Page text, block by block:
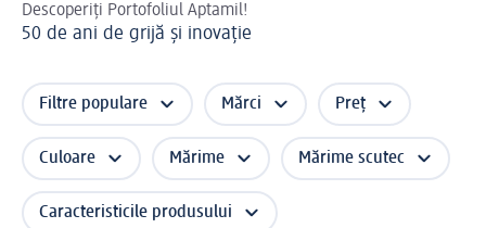
Descoperiți Portofoliul Aptamil!
50 de ani de grijă și inovație
Filtre populare Mărci Preț
Culoare Mărime Mărime scutec
Caracteristicile produsului